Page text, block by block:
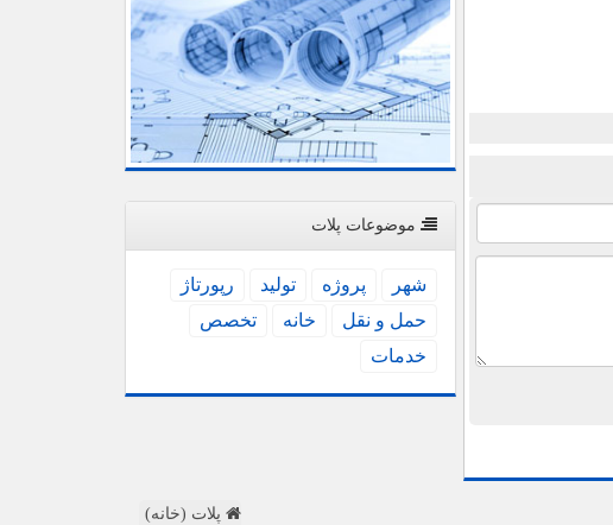
موضوعات پلات
شهر پروژه تولید
رپورتاژ
حمل و نقل
خانه
تخصص
خدمات
پلات (خانه)